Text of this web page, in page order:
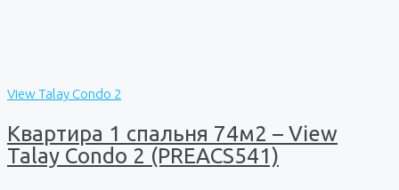
View Talay Condo 2
Квартира 1 спальня 74м2 – View
Talay Condo 2 (PREACS541)